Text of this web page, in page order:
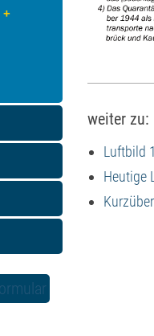
weiter zu:
Luftbild
Heutige